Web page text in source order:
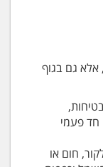
גם בגוף
חד פעמי
חום או